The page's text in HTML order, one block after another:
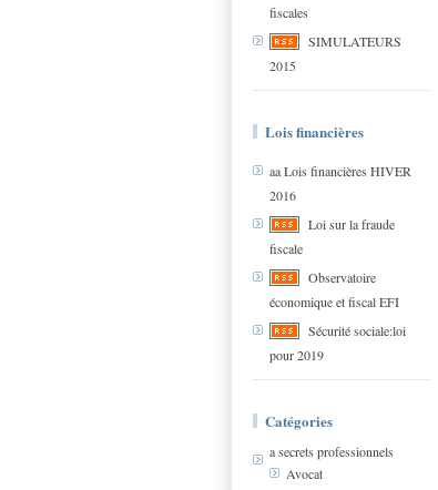
fiscales
SIMULATEURS
2015
Lois financières
aa Lois financières HIVER
2016
Loi sur la fraude
fiscale
Observatoire
économique et fiscal EFI
Sécurité sociale:loi
pour 2019
Catégories
a secrets professionnels
Avocat